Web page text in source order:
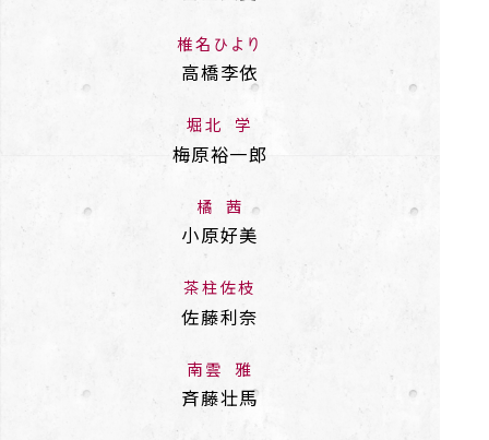
椎名ひより
高橋李依
堀北 学
梅原裕一郎
橘 茜
小原好美
茶柱佐枝
佐藤利奈
南雲 雅
斉藤壮馬